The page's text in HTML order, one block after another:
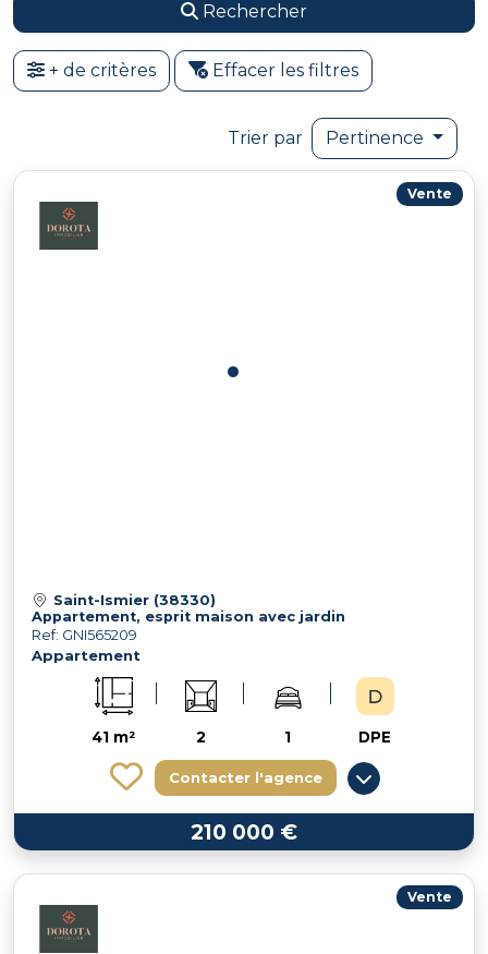
Rechercher
+ de critères Effacer les filtres
Trier par Pertinence
Vente
Saint-Ismier (38330)
Appartement, esprit maison avec jardin
Ref: GNI565209
Appartement
41 m² 2 1 DPE
Contacter l'agence
210 000 €
Vente